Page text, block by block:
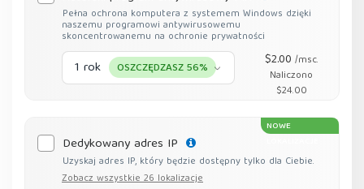
Pełna ochrona komputera z systemem Windows dzięki
naszemu programowi antywirusowemu
skoncentrowanemu na ochronie prywatności
1 rok OSZCZĘDZASZ 56% $2.00 /msc.
Naliczono
$24.00
NOWE
Dedykowany adres IP
Uzyskaj adres IP, który będzie dostępny tylko dla Ciebie.
Zobacz wszystkie 26 lokalizacje